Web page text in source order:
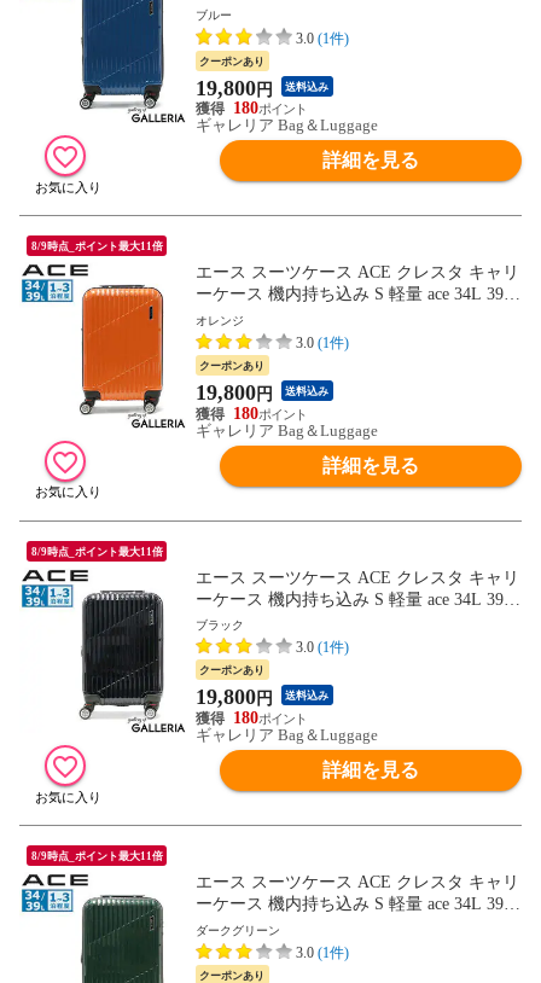
拡張 1泊 2泊 3泊 4輪 双輪 TSロック Sサイ
ズ ファスナー 旅行 出張 メンズ レディー
ス 06316
ブルー
3.0 (1件)
クーポンあり
19,800円 送料込み
180
ギャレリア Bag＆Luggage
詳細を見る
8/9時点_ポイント最大11倍
エース スーツケース ACE クレスタ キャリ
ーケース 機内持ち込み S 軽量 ace 34L 39L
拡張 1泊 2泊 3泊 4輪 双輪 TSロック Sサイ
ズ ファスナー 旅行 出張 メンズ レディー
ス 06316
オレンジ
3.0 (1件)
クーポンあり
19,800円 送料込み
180
ギャレリア Bag＆Luggage
詳細を見る
8/9時点_ポイント最大11倍
エース スーツケース ACE クレスタ キャリ
ーケース 機内持ち込み S 軽量 ace 34L 39L
拡張 1泊 2泊 3泊 4輪 双輪 TSロック Sサイ
ズ ファスナー 旅行 出張 メンズ レディー
ス 06316
ブラック
3.0 (1件)
クーポンあり
19,800円 送料込み
180
ギャレリア Bag＆Luggage
詳細を見る
8/9時点_ポイント最大11倍
エース スーツケース ACE クレスタ キャリ
ーケース 機内持ち込み S 軽量 ace 34L 39L
拡張 1泊 2泊 3泊 4輪 双輪 TSロック Sサイ
ズ ファスナー 旅行 出張 メンズ レディー
ス 06316
ダークグリーン
3.0 (1件)
クーポンあり